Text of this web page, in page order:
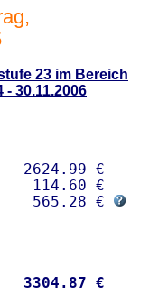
23 im Bereich
- 30.11.2006
€
114.60 €
565.28 €
3304.87 €